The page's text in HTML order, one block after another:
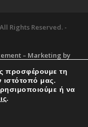
Rights Reserved. -
– Marketing by
Support
προσφέρουμε τη
ιστότοπό μας.
ή να
.